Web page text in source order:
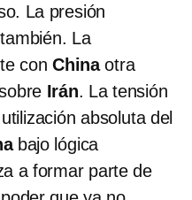
La presión
La
conChinaotra
Irán. La tensión
absoluta del
bajo lógica
a formar parte de